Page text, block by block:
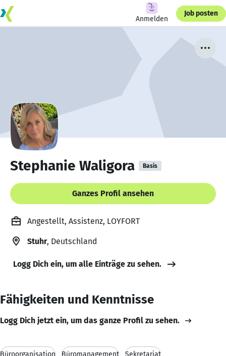
Anmelden
Job posten
Stephanie Waligora Basis
Ganzes Profil ansehen
Angestellt, Assistenz, LOYFORT
Stuhr, Deutschland
Logg Dich ein, um alle Einträge zu sehen.
Fähigkeiten und Kenntnisse
Logg Dich jetzt ein, um das ganze Profil zu sehen.
Büroorganisation Büromanagement Sekretariat